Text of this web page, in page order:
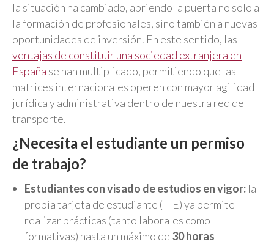
la situación ha cambiado, abriendo la puerta no solo a
la formación de profesionales, sino también a nuevas
oportunidades de inversión. En este sentido, las
ventajas de constituir una sociedad extranjera en
España se han multiplicado, permitiendo que las
matrices internacionales operen con mayor agilidad
jurídica y administrativa dentro de nuestra red de
transporte.
¿Necesita el estudiante un permiso
de trabajo?
Estudiantes con visado de estudios en vigor: la
propia tarjeta de estudiante (TIE) ya permite
realizar prácticas (tanto laborales como
formativas) hasta un máximo de 30 horas